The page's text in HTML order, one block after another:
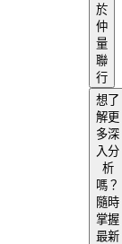
於
仲
量
聯
行
想了
解更
多深
入分
析
嗎？
隨時
掌握
最新